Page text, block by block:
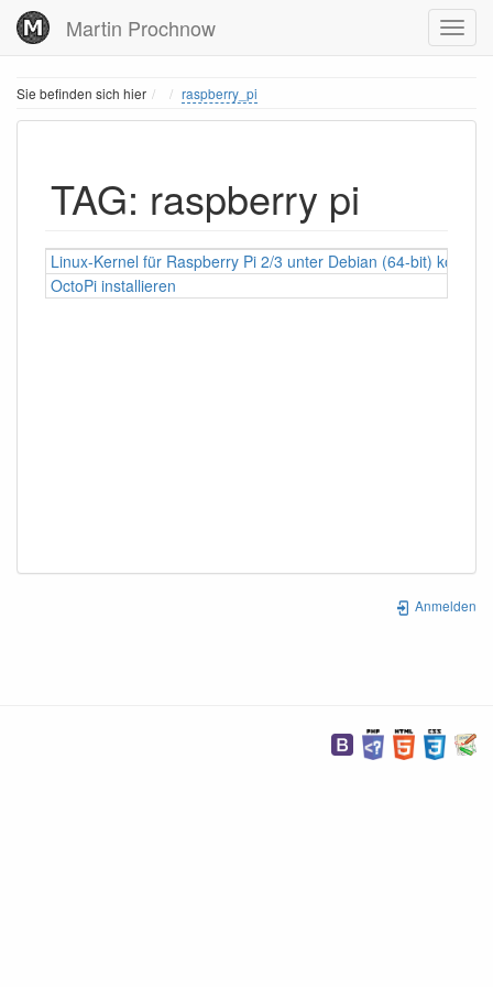
Martin Prochnow
Sie befinden sich hier Home
raspberry_pi
TAG: raspberry pi
Linux-Kernel für Raspberry Pi 2/3 unter Debian (64-bit)
OctoPi installieren
Anmelden